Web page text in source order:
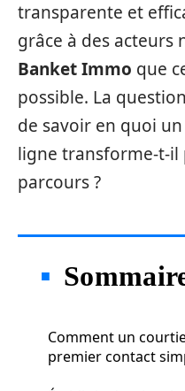
transparente et
grâce à des acteurs
Banket Immo que
possible. La
de savoir en quoi
ligne transforme-t-
parcours ?
Comment un
premier contact